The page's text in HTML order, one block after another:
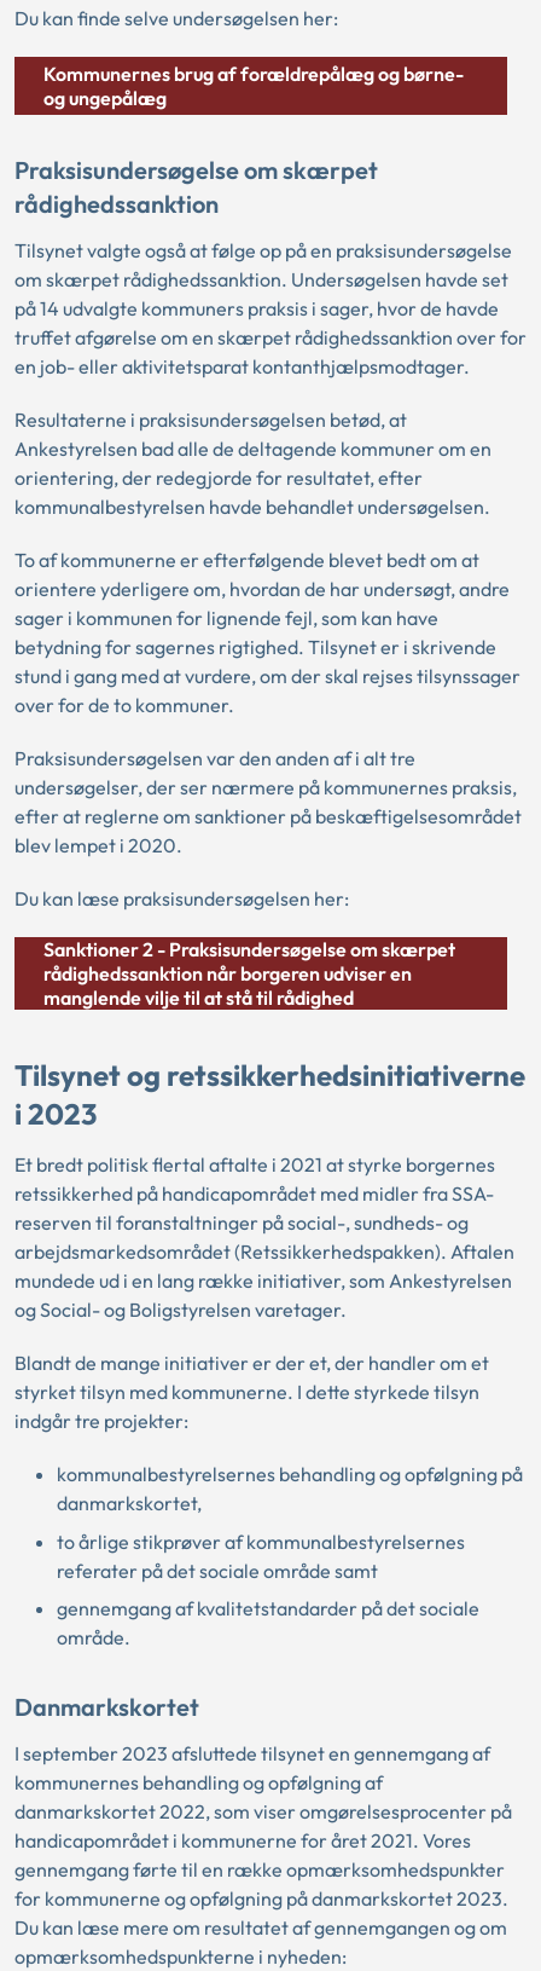
Du kan finde selve undersøgelsen her:
Kommunernes brug af forældrepålæg og børne-
og ungepålæg
Praksisundersøgelse om skærpet
rådighedssanktion
Tilsynet valgte også at følge op på en praksisundersøgelse
om skærpet rådighedssanktion. Undersøgelsen havde set
på 14 udvalgte kommuners praksis i sager, hvor de havde
truffet afgørelse om en skærpet rådighedssanktion over for
en job- eller aktivitetsparat kontanthjælpsmodtager.
Resultaterne i praksisundersøgelsen betød, at
Ankestyrelsen bad alle de deltagende kommuner om en
orientering, der redegjorde for resultatet, efter
kommunalbestyrelsen havde behandlet undersøgelsen.
To af kommunerne er efterfølgende blevet bedt om at
orientere yderligere om, hvordan de har undersøgt, andre
sager i kommunen for lignende fejl, som kan have
betydning for sagernes rigtighed. Tilsynet er i skrivende
stund i gang med at vurdere, om der skal rejses tilsynssager
over for de to kommuner.
Praksisundersøgelsen var den anden af i alt tre
undersøgelser, der ser nærmere på kommunernes praksis,
efter at reglerne om sanktioner på beskæftigelsesområdet
blev lempet i 2020.
Du kan læse praksisundersøgelsen her:
Sanktioner 2 - Praksisundersøgelse om skærpet
rådighedssanktion når borgeren udviser en
manglende vilje til at stå til rådighed
Tilsynet og retssikkerhedsinitiativerne
i 2023
Et bredt politisk flertal aftalte i 2021 at styrke borgernes
retssikkerhed på handicapområdet med midler fra SSA-
reserven til foranstaltninger på social-, sundheds- og
arbejdsmarkedsområdet (Retssikkerhedspakken). Aftalen
mundede ud i en lang række initiativer, som Ankestyrelsen
og Social- og Boligstyrelsen varetager.
Blandt de mange initiativer er der et, der handler om et
styrket tilsyn med kommunerne. I dette styrkede tilsyn
indgår tre projekter:
kommunalbestyrelsernes behandling og opfølgning på
danmarkskortet,
to årlige stikprøver af kommunalbestyrelsernes
referater på det sociale område samt
gennemgang af kvalitetstandarder på det sociale
område.
Danmarkskortet
I september 2023 afsluttede tilsynet en gennemgang af
kommunernes behandling og opfølgning af
danmarkskortet 2022, som viser omgørelsesprocenter på
handicapområdet i kommunerne for året 2021. Vores
gennemgang førte til en række opmærksomhedspunkter
for kommunerne og opfølgning på danmarkskortet 2023.
Du kan læse mere om resultatet af gennemgangen og om
opmærksomhedspunkterne i nyheden: